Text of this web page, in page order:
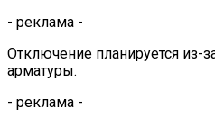
- реклама -
Отключение планируется из-
арматуры.
- реклама -